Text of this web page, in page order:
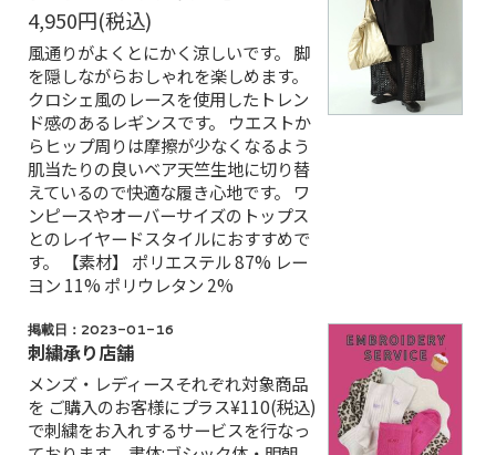
4,950円(税込)
風通りがよくとにかく涼しいです。 脚
を隠しながらおしゃれを楽しめます。
クロシェ風のレースを使用したトレン
ド感のあるレギンスです。 ウエストか
らヒップ周りは摩擦が少なくなるよう
肌当たりの良いベア天竺生地に切り替
えているので快適な履き心地です。 ワ
ンピースやオーバーサイズのトップス
とのレイヤードスタイルにおすすめで
す。 【素材】 ポリエステル 87% レー
ヨン 11% ポリウレタン 2%
掲載日：2023-01-16
刺繍承り店舗
メンズ・レディースそれぞれ対象商品
を ご購入のお客様にプラス¥110(税込)
で刺繍をお入れするサービスを行なっ